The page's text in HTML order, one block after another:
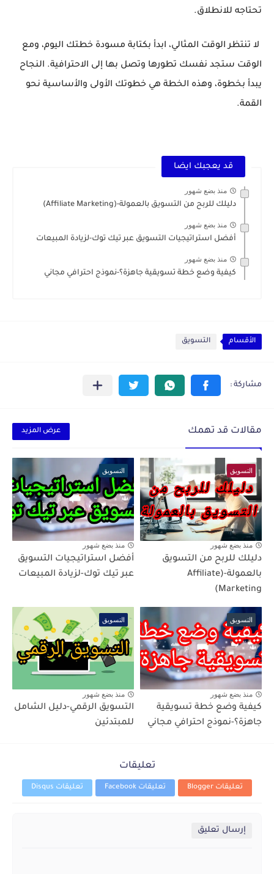
تحتاجه للانطلاق.
لا تنتظر الوقت المثالي، ابدأ بكتابة مسودة خطتك اليوم، ومع
الوقت ستجد نفسك تطورها وتصل بها إلى الاحترافية. النجاح
يبدأ بخطوة، وهذه الخطة هي خطوتك الأولى والأساسية نحو
القمة.
قد يعجبك ايضا
منذ بضع شهور
دليلك للربح من التسويق بالعمولة-(Affiliate Marketing)
منذ بضع شهور
أفضل استراتيجيات التسويق عبر تيك توك-لزيادة المبيعات
منذ بضع شهور
كيفية وضع خطة تسويقية جاهزة؟-نموذج احترافي مجاني
الأقسام التسويق
مقالات قد تهمك عرض المزيد
التسويق
منذ بضع شهور
دليلك للربح من التسويق
بالعمولة-(Affiliate
Marketing)
التسويق
منذ بضع شهور
أفضل استراتيجيات التسويق
عبر تيك توك-لزيادة المبيعات
التسويق
منذ بضع شهور
كيفية وضع خطة تسويقية
جاهزة؟-نموذج احترافي مجاني
التسويق
منذ بضع شهور
التسويق الرقمي-دليل الشامل
للمبتدئين
تعليقات
تعليقات Blogger تعليقات Facebook تعليقات Disqus
إرسال تعليق